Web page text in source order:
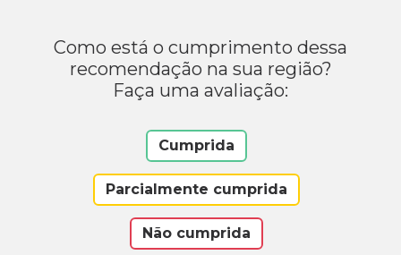
Como está o cumprimento dessa
recomendação na sua região?
Faça uma avaliação:
Cumprida
Parcialmente cumprida
Não cumprida